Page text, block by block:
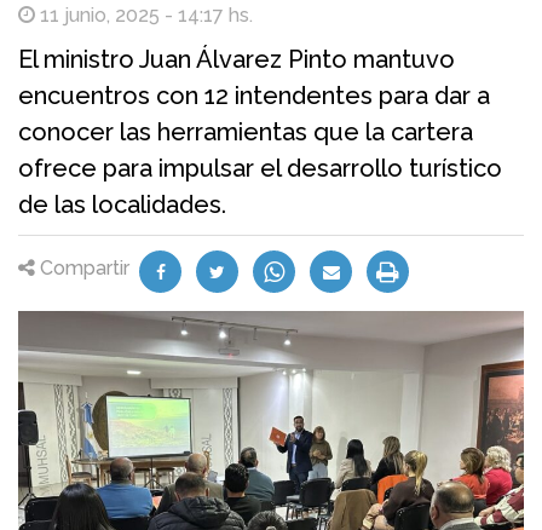
11 junio, 2025 - 14:17 hs.
El ministro Juan Álvarez Pinto mantuvo
encuentros con 12 intendentes para dar a
conocer las herramientas que la cartera
ofrece para impulsar el desarrollo turístico
de las localidades.
Compartir